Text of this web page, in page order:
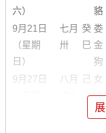
六）
貉
9月21日
（星期
日）
七月
卅
癸
巳
娄
金
狗
9月27日
八月
己
亥
女
土
蝠